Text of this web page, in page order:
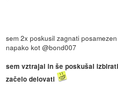
sem 2x poskusil zagnati
napako kot @bond007
sem vztrajal in še poskušal
začelo delovati